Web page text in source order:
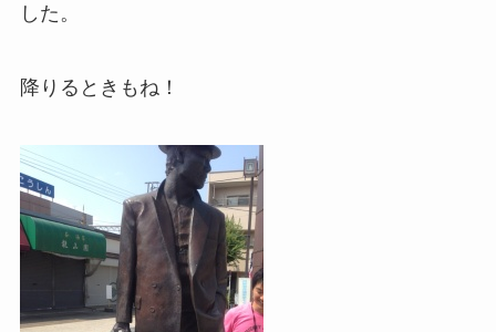
した。
降りるときもね！